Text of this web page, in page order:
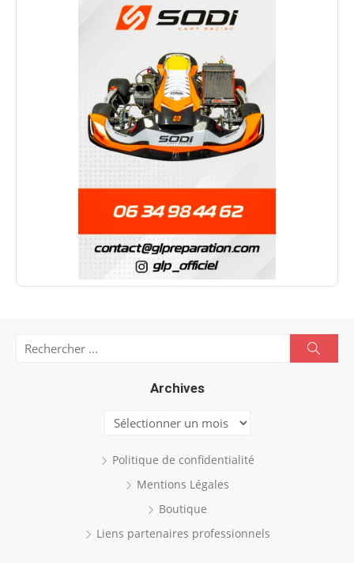
Archives
Archives
Politique de confidentialité
Mentions Légales
Boutique
Liens partenaires professionnels